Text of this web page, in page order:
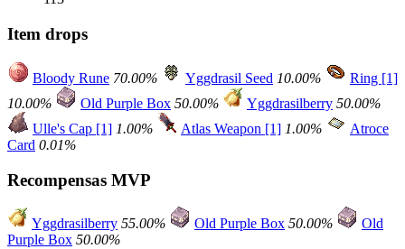
Item drops
Bloody Rune 70.00% Yggdrasil Seed 10.00%
Ring [1]
10.00%
Old Purple Box 50.00% Yggdrasilberry 50.00%
Ulle's Cap [1] 1.00% Atlas Weapon [1] 1.00%
Atroce
Card 0.01%
Recompensas MVP
Yggdrasilberry 55.00% Old Purple Box 50.00%
Old
Purple Box 50.00%